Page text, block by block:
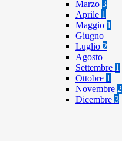
Marzo 3
Aprile 1
Maggio 1
Giugno
Luglio 2
Agosto
Settembre 1
Ottobre 1
Novembre 2
Dicembre 3